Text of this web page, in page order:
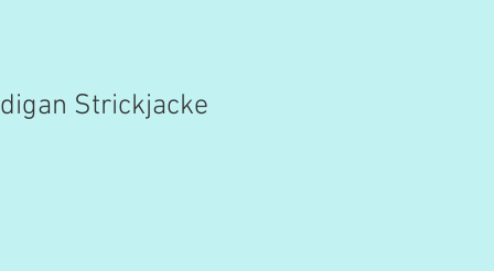
Strickjacke